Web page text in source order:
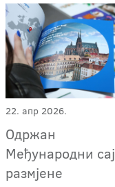
22. апр 2026.
Одржан
Међународни
размјене